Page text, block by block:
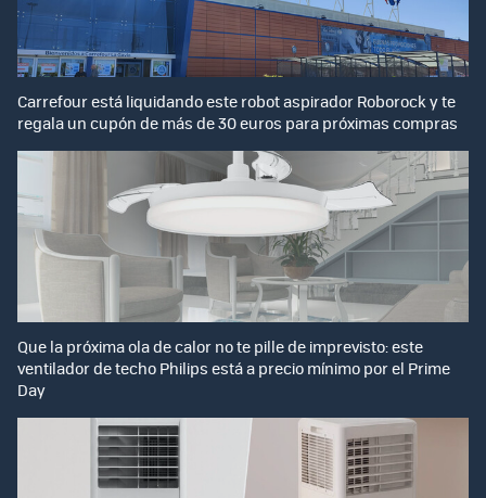
Carrefour está liquidando este robot aspirador Roborock y te
regala un cupón de más de 30 euros para próximas compras
Que la próxima ola de calor no te pille de imprevisto: este
ventilador de techo Philips está a precio mínimo por el Prime
Day